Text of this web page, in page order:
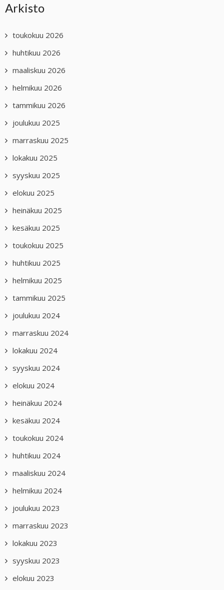
Arkisto
toukokuu 2026
huhtikuu 2026
maaliskuu 2026
helmikuu 2026
tammikuu 2026
joulukuu 2025
marraskuu 2025
lokakuu 2025
syyskuu 2025
elokuu 2025
heinäkuu 2025
kesäkuu 2025
toukokuu 2025
huhtikuu 2025
helmikuu 2025
tammikuu 2025
joulukuu 2024
marraskuu 2024
lokakuu 2024
syyskuu 2024
elokuu 2024
heinäkuu 2024
kesäkuu 2024
toukokuu 2024
huhtikuu 2024
maaliskuu 2024
helmikuu 2024
joulukuu 2023
marraskuu 2023
lokakuu 2023
syyskuu 2023
elokuu 2023